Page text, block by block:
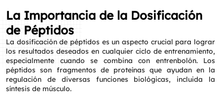
La Importancia de la Dosificación
de Péptidos
La dosificación de péptidos es un aspecto crucial para lograr
los resultados deseados en cualquier ciclo de entrenamiento,
especialmente cuando se combina con entrenbolón. Los
péptidos son fragmentos de proteínas que ayudan en la
regulación de diversas funciones biológicas, incluida la
síntesis de músculo.